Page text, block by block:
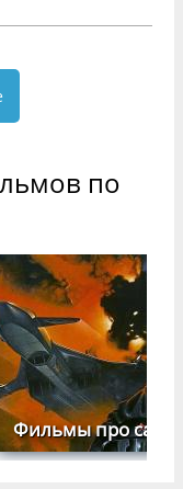
по
Фильмы про